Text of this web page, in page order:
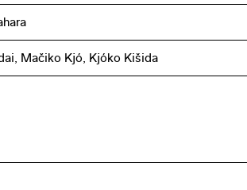
Mačiko Kjó, Kjóko Kišida